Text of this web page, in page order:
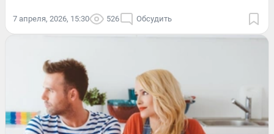
7 апреля, 2026, 15:30 526 Обсудить